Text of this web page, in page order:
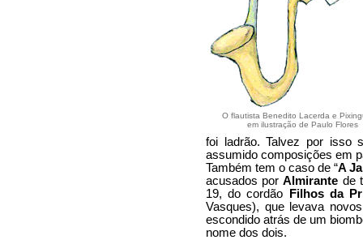
O flautista Benedito Lacerda e
em ilustração de Paulo Flores
foi ladrão. Talvez por isso
assumido composições em
Também tem o caso de “A
acusados porAlmirante de
19, do cordão
Filhos da
Vasques), que levava
escondido atrás de um
nome dos dois.